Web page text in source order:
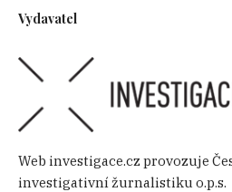
Vydavatel
Web investigace.cz provozuje
investigativní žurnalistiku o.p.s.